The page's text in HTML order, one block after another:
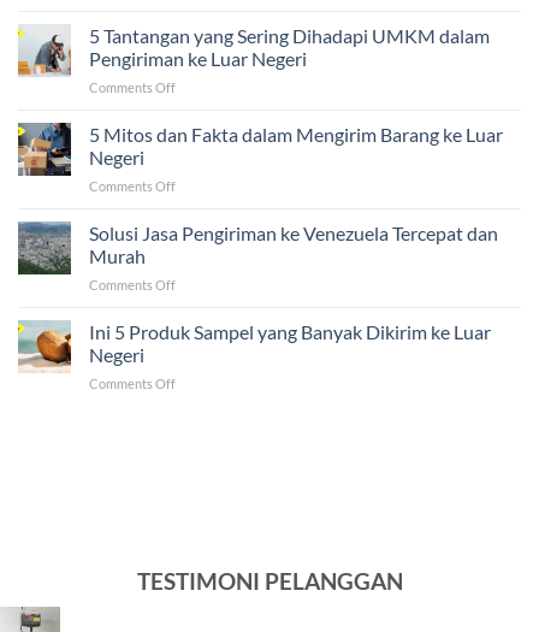
Ijazah,
dan
Sertifikat
Luar
5 Tantangan yang Sering Dihadapi UMKM dalam
Pengiriman ke Luar Negeri
Comments Offon
Tantangan
yang
Dihadapi
dalam
Pengiriman
5 Mitos dan Fakta dalam Mengirim Barang ke Luar
Negeri
Comments Offon
Mitos
dan
dalam
Barang
Solusi Jasa Pengiriman ke Venezuela Tercepat dan
Murah
Comments Offon
Jasa
Pengiriman
Venezuela
Ini 5 Produk Sampel yang Banyak Dikirim ke Luar
Negeri
Comments Offon
Negeri
TESTIMONI PELANGGAN